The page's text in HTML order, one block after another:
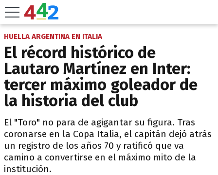
HUELLA ARGENTINA EN ITALIA
El récord histórico de
Lautaro Martínez en Inter:
tercer máximo goleador de
la historia del club
El "Toro" no para de agigantar su figura. Tras
coronarse en la Copa Italia, el capitán dejó atrás
un registro de los años 70 y ratificó que va
camino a convertirse en el máximo mito de la
institución.